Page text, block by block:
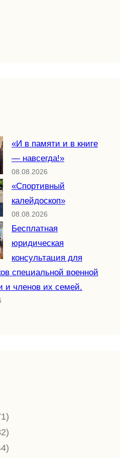
«И в памяти и в книге
— навсегда!»
08.08.2026
«Спортивный
калейдоскоп»
08.08.2026
Бесплатная
юридическая
консультация для
специальной военной
и членов их семей.